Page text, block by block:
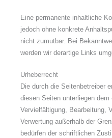
Eine permanente inhaltliche
jedoch ohne konkrete
nicht zumutbar. Bei
werden wir derartige Links
Urheberrecht
Die durch die Seitenbetreiber
diesen Seiten unterliegen
Vervielfältigung, Bearbeitung,
Verwertung außerhalb der
bedürfen der schriftlichen